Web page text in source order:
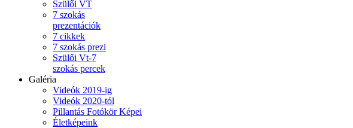
Szülői VT
7 szokás
prezentációk
7 cikkek
7 szokás prezi
Szülői Vt-7
szokás percek
Galéria
Videók 2019-ig
Videók 2020-tól
Pillantás Fotókör Képei
Életképeink